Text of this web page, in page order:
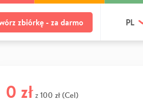
zbiórkę - za darmo PL
0 zł z 100 zł (Cel)